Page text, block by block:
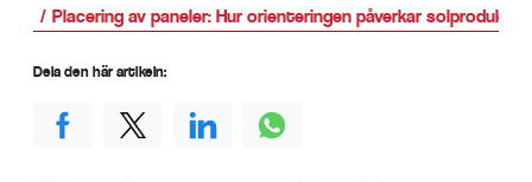
Placering av paneler: Hur orienteringen påverkar
Dela den här artikeln: